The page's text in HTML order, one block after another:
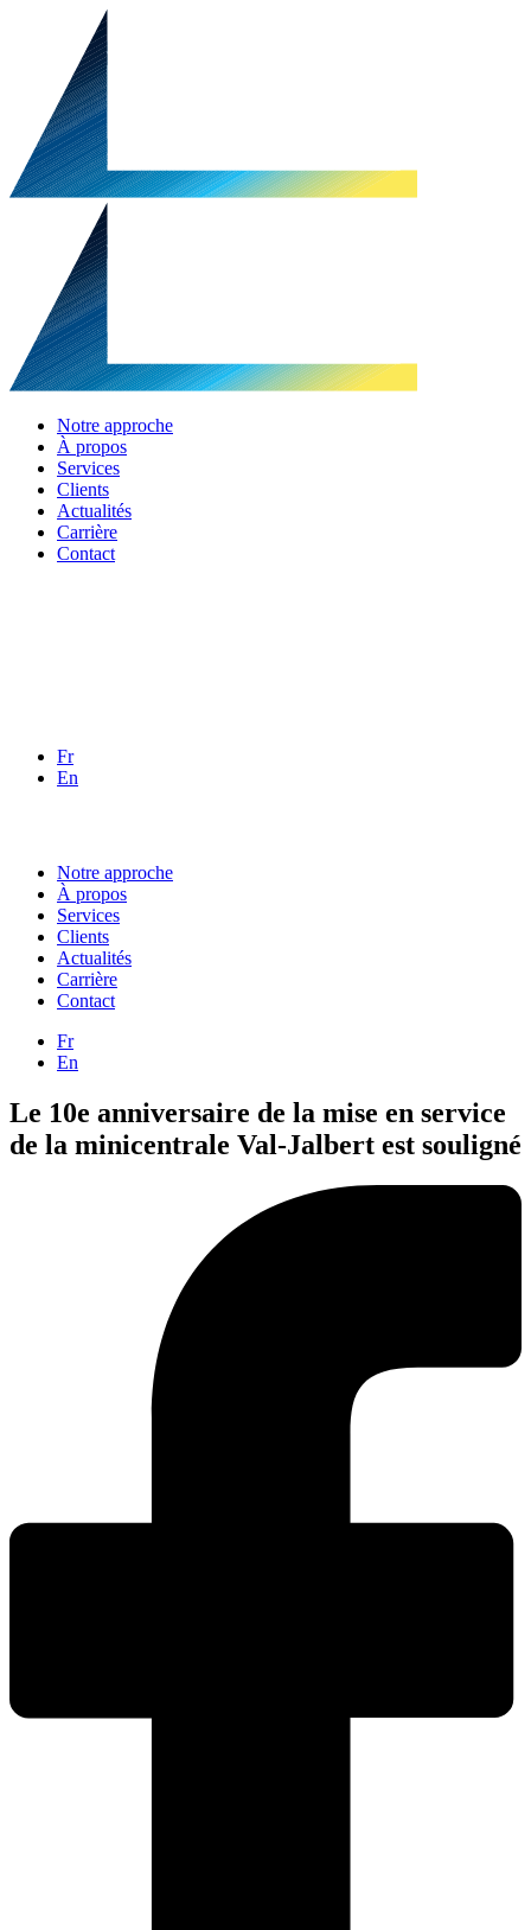
Notre approche
À propos
Services
Clients
Actualités
Carrière
Contact
Fr
En
Notre approche
À propos
Services
Clients
Actualités
Carrière
Contact
Fr
En
Le 10e anniversaire de la mise en service
de la minicentrale Val-Jalbert est souligné